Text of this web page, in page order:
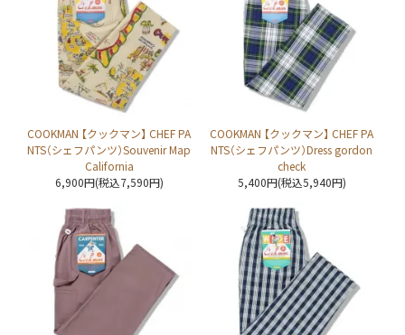
COOKMAN 【クックマン】 CHEF PA
NTS（シェフパンツ）Souvenir Map
California
6,900円(税込7,590円)
COOKMAN 【クックマン】 CHEF PA
NTS（シェフパンツ）Dress gordon
check
5,400円(税込5,940円)